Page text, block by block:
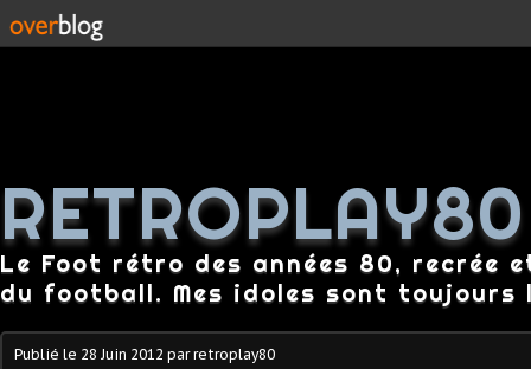
RETROPLAY80
Le Foot rétro des années 80, recrée
du football. Mes idoles sont toujours
Publié le 28 Juin 2012 par retroplay80